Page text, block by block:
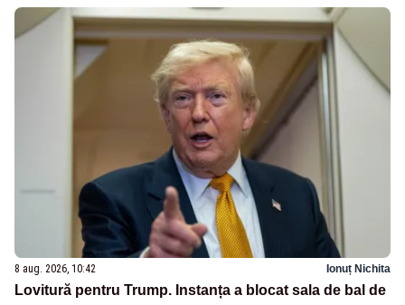
8 aug. 2026, 10:42 Ionuț Nichita
Lovitură pentru Trump. Instanța a blocat sala de bal de